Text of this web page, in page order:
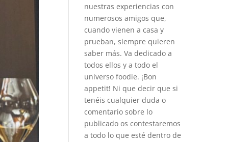
nuestras experiencias con
numerosos amigos que,
cuando vienen a casa y
prueban, siempre quieren
saber más. Va dedicado a
todos ellos y a todo el
universo foodie. ¡Bon
appetit! Ni que decir que si
tenéis cualquier duda o
comentario sobre lo
publicado os contestaremos
a todo lo que esté dentro de